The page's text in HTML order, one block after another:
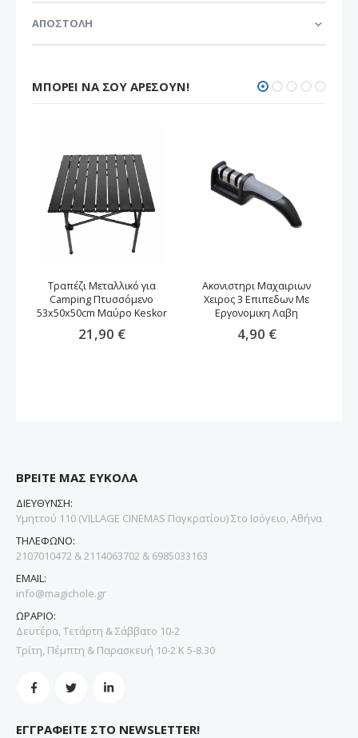
ΑΠΟΣΤΟΛΗ
ΜΠΟΡΕΊ ΝΑ ΣΟΥ ΑΡΈΣΟΥΝ!
Τραπέζι Μεταλλικό για
Camping Πτυσσόμενο
53x50x50cm Μαύρο Keskor
21,90 €
Ακονιστηρι Μαχαιριων
Χειρος 3 Επιπεδων Με
Εργονομικη Λαβη
4,90 €
ΒΡΕΙΤΕ ΜΑΣ ΕΥΚΟΛΑ
ΔΙΕΥΘΥΝΣΗ:
Υμηττού 110 (VILLAGE CINEMAS Παγκρατίου) Στο Ισόγειο, Αθήνα
ΤΗΛΕΦΩΝΟ:
2107010472 & 2114063702 & 6985033163
EMAIL:
info@magichole.gr
ΩΡΑΡΙΟ:
Δευτέρα, Τετάρτη & Σάββατο 10-2
Τρίτη, Πέμπτη & Παρασκευή 10-2 Κ 5-8.30
ΕΓΓΡΑΦΕΙΤΕ ΣΤΟ NEWSLETTER!